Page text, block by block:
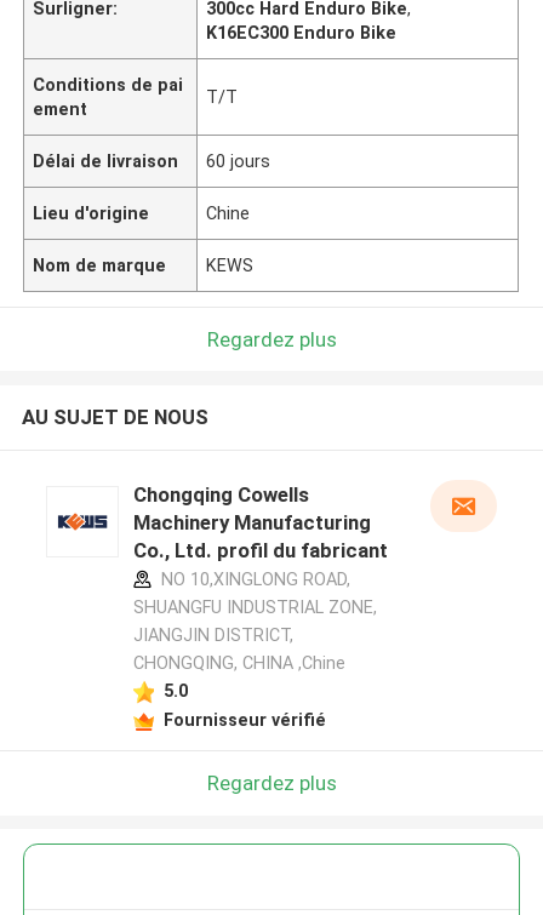
Surligner:
300cc Hard Enduro Bike,
K16EC300 Enduro Bike
Conditions de pai
ement
T/T
Délai de livraison 60 jours
Lieu d'origine Chine
Nom de marque KEWS
Regardez plus
AU SUJET DE NOUS
Chongqing Cowells
Machinery Manufacturing
Co., Ltd. profil du fabricant
NO 10,XINGLONG ROAD,
SHUANGFU INDUSTRIAL ZONE,
JIANGJIN DISTRICT,
CHONGQING, CHINA ,Chine
5.0
Fournisseur vérifié
Regardez plus